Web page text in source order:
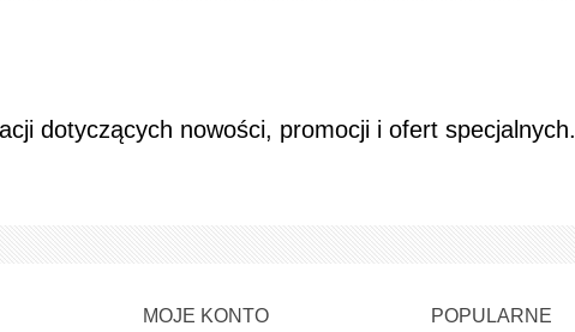
dotyczących nowości, promocji i ofert specjalnych.
MOJE KONTO
POPULARNE